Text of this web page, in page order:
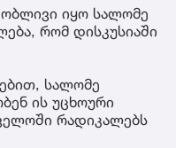
იყო სალომე
რომ დისკუსიაში
სალომე
ის უცხოური
რადიკალებს